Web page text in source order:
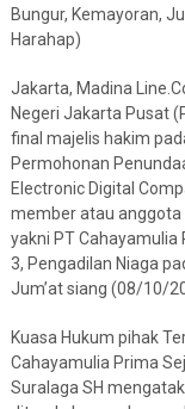
Bungur, Kemayoran,
Harahap)
Jakarta, Madina
Negeri Jakarta Pusat
final majelis hakim
Permohonan
Electronic Digital
member atau anggota
yakni PT
3, Pengadilan Niaga
Jum’at siang (08/10/
Kuasa Hukum pihak
Cahayamulia Prima
Suralaga SH